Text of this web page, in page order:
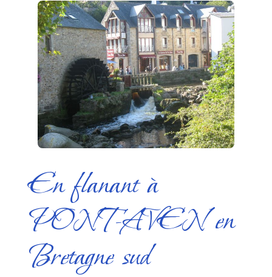
En flanant à
PONT-AVEN en
Bretagne sud